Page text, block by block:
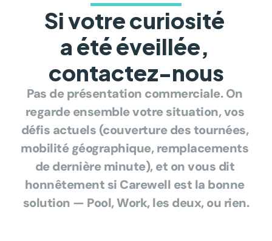
Si votre curiosité
a été éveillée,
contactez-nous
Pas de présentation commerciale. On
regarde ensemble votre situation, vos
défis actuels (couverture des tournées,
mobilité géographique, remplacements
de dernière minute), et on vous dit
honnêtement si Carewell est la bonne
solution — Pool, Work, les deux, ou rien.